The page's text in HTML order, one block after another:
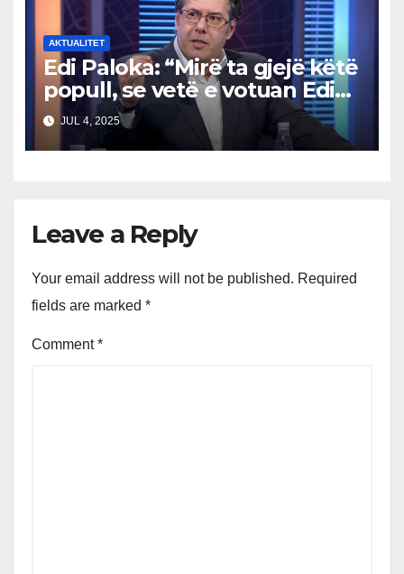
AKTUALITET
Edi Paloka: “Mirë ta gjejë këtë
popull, se vetë e votuan Edi
Ramën. Ç’kanë që ankohen
tani?”
JUL 4, 2025
Leave a Reply
Your email address will not be published. Required
fields are marked *
Comment*